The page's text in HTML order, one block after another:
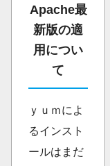
Apache最
新版の適
用につい
て
ｙｕｍによ
るインスト
ールはまだ